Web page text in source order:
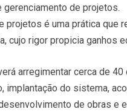
gerenciamento de projetos.
projetos é uma prática que
cujo rigor propicia ganhos
arregimentar cerca de
implantação do sistema,
de obras e